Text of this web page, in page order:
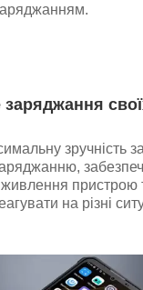
заряджання
зручність
пристрою
на різні